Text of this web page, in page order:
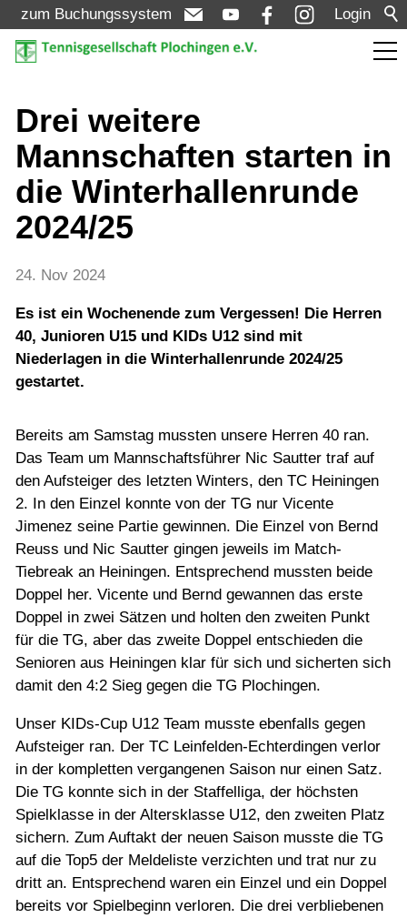
Login
zum Buchungssystem
Aktuelles
Meldungen
Termine
Turniere
Mannschaften
Training
Gaststätte
Drei weitere
Mannschaften starten in
die Winterhallenrunde
2024/25
24. Nov 2024
Es ist ein Wochenende zum Vergessen! Die Herren
40, Junioren U15 und KIDs U12 sind mit
Niederlagen in die Winterhallenrunde 2024/25
gestartet.
Bereits am Samstag mussten unsere Herren 40 ran.
Das Team um Mannschaftsführer Nic Sautter traf auf
den Aufsteiger des letzten Winters, den TC Heiningen
2. In den Einzel konnte von der TG nur Vicente
Jimenez seine Partie gewinnen. Die Einzel von Bernd
Reuss und Nic Sautter gingen jeweils im Match-
Tiebreak an Heiningen. Entsprechend mussten beide
Doppel her. Vicente und Bernd gewannen das erste
Doppel in zwei Sätzen und holten den zweiten Punkt
für die TG, aber das zweite Doppel entschieden die
Senioren aus Heiningen klar für sich und sicherten sich
damit den 4:2 Sieg gegen die TG Plochingen.
Unser KIDs-Cup U12 Team musste ebenfalls gegen
Aufsteiger ran. Der TC Leinfelden-Echterdingen verlor
in der kompletten vergangenen Saison nur einen Satz.
Die TG konnte sich in der Staffelliga, der höchsten
Spielklasse in der Altersklasse U12, den zweiten Platz
sichern. Zum Auftakt der neuen Saison musste die TG
auf die Top5 der Meldeliste verzichten und trat nur zu
dritt an. Entsprechend waren ein Einzel und ein Doppel
bereits vor Spielbeginn verloren. Die drei verbliebenen